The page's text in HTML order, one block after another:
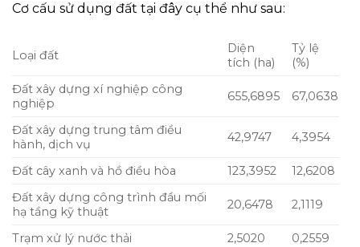
Cơ cấu sử dụng đất tại đây cụ thể như sau:
Loại đất
Diện
tích (ha)
Tỷ lệ
(%)
Đất xây dựng xí nghiệp công
nghiệp
655,6895 67,0638
Đất xây dựng trung tâm điều
hành, dịch vụ
42,9747 4,3954
Đất cây xanh và hồ điều hòa 123,3952
12,6208
Đất xây dựng công trình đầu mối
hạ tầng kỹ thuật
20,6478 2,1119
Trạm xử lý nước thải 2,5020
0,2559